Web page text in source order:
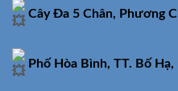
Cây Đa 5 Chân, Phương
Phố Hòa Bình, TT. Bố Hạ,